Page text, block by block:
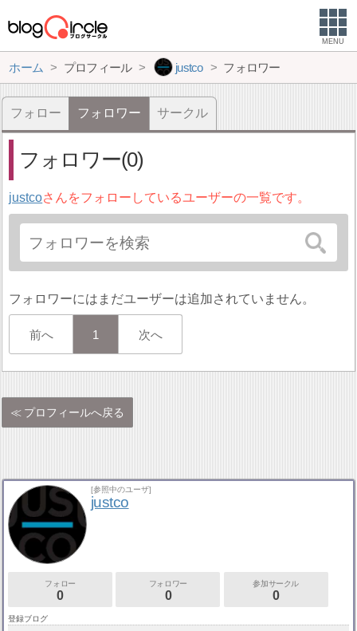
MENU
ホーム プロフィール justco フォロワー
フォロー フォロワー サークル
フォロワー(0)
justcoさんをフォローしているユーザーの一覧です。
フォロワーにはまだユーザーは追加されていません。
前へ 1 次へ
プロフィールへ戻る
[参照中のユーザ]
justco
フォロー
0
フォロワー
0
参加サークル
0
登録ブログ